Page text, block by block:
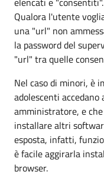
Qualora l'utente
una "url" non
la password del
"url" tra quelle
Nel caso di minori, è
adolescenti
amministratore, e
installare altri
esposta, infatti,
è facile aggirarla
browser.